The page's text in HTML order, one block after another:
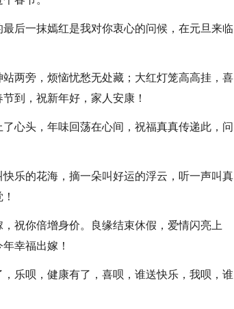
后一抹嫣红是我对你衷心的问候，在元旦来临
两旁，烦恼忧愁无处藏；大红灯笼高高挂，喜
到，祝新年好，家人安康！
心头，年味回荡在心间，祝福真真传递此，问
乐的花海，摘一朵叫好运的浮云，听一声叫真
祝你倍增身价。良缘结束休假，爱情闪亮上
幸福出嫁！
乐呗，健康有了，喜呗，谁送快乐，我呗，谁